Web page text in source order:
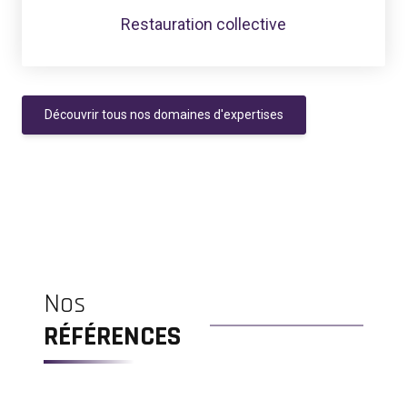
Restauration collective
Découvrir tous nos domaines d'expertises
Nos
RÉFÉRENCES